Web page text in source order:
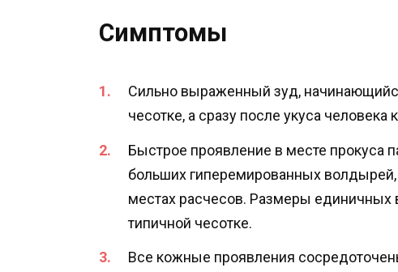
Симптомы
Сильно выраженный зуд,
чесотке, а сразу после укуса
Быстрое проявление в месте прокуса
больших гиперемированных
местах расчесов. Размеры
типичной чесотке.
Все кожные проявления